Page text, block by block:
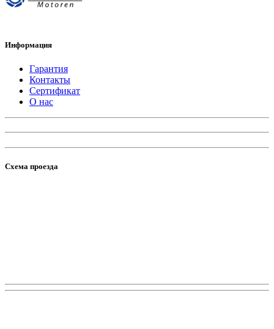
Информация
Гарантия
Контакты
Сертификат
О нас
Схема проезда